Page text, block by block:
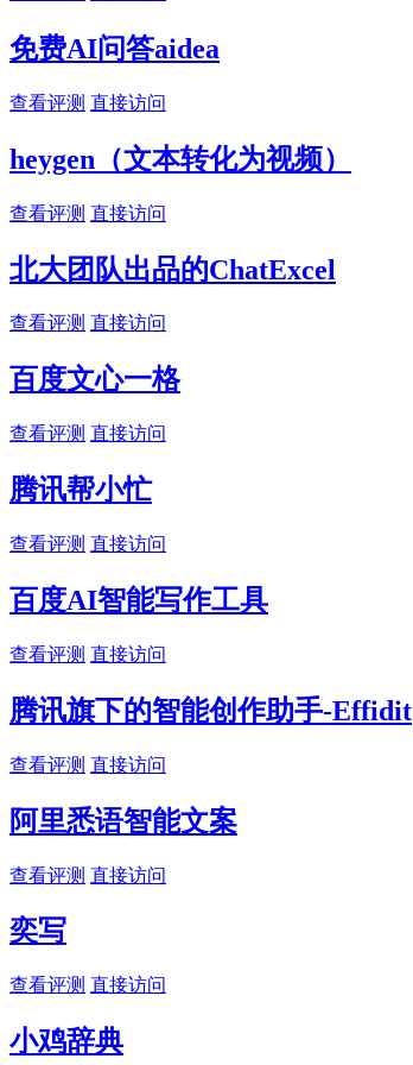
免费AI问答aidea
查看评测 直接访问
heygen（文本转化为视频）
查看评测 直接访问
北大团队出品的ChatExcel
查看评测 直接访问
百度文心一格
查看评测 直接访问
腾讯帮小忙
查看评测 直接访问
百度AI智能写作工具
查看评测 直接访问
腾讯旗下的智能创作助手-Effidit
查看评测 直接访问
阿里悉语智能文案
查看评测 直接访问
奕写
查看评测 直接访问
小鸡辞典